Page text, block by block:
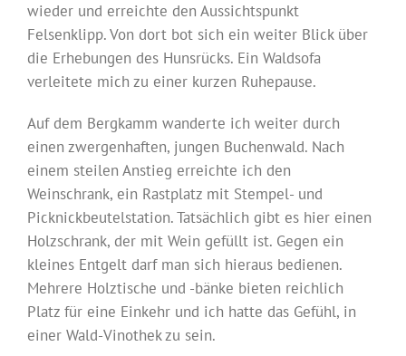
wieder und erreichte den Aussichtspunkt
Felsenklipp. Von dort bot sich ein weiter Blick über
die Erhebungen des Hunsrücks. Ein Waldsofa
verleitete mich zu einer kurzen Ruhepause.
Auf dem Bergkamm wanderte ich weiter durch
einen zwergenhaften, jungen Buchenwald. Nach
einem steilen Anstieg erreichte ich den
Weinschrank, ein Rastplatz mit Stempel- und
Picknickbeutelstation. Tatsächlich gibt es hier einen
Holzschrank, der mit Wein gefüllt ist. Gegen ein
kleines Entgelt darf man sich hieraus bedienen.
Mehrere Holztische und -bänke bieten reichlich
Platz für eine Einkehr und ich hatte das Gefühl, in
einer Wald-Vinothek zu sein.